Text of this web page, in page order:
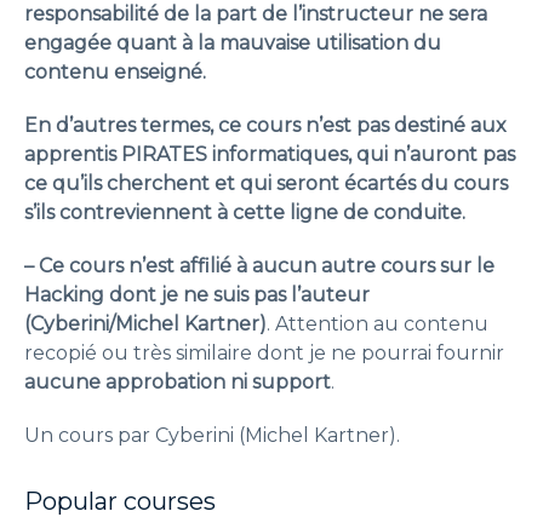
responsabilité de la part de l’instructeur ne sera
engagée quant à la mauvaise utilisation du
contenu enseigné.
En d’autres termes, ce cours n’est pas destiné aux
apprentis PIRATES informatiques, qui n’auront pas
ce qu’ils cherchent et qui seront écartés du cours
s’ils contreviennent à cette ligne de conduite.
– Ce cours n’est affilié à aucun autre cours sur le
Hacking dont je ne suis pas l’auteur
(Cyberini/Michel Kartner). Attention au contenu
recopié ou très similaire dont je ne pourrai fournir
aucune approbation ni support.
Un cours par Cyberini (Michel Kartner).
Popular courses